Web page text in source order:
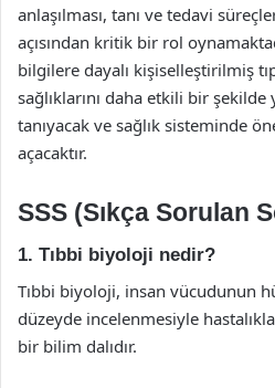
anlaşılması, tanı ve tedavi
açısından kritik bir rol
bilgilere dayalı kişiselleştirilmiş
sağlıklarını daha etkili bir
tanıyacak ve sağlık sisteminde
açacaktır.
SSS (Sıkça Sorulan
1. Tıbbi biyoloji nedir?
Tıbbi biyoloji, insan vücudunun
düzeyde incelenmesiyle
bir bilim dalıdır.